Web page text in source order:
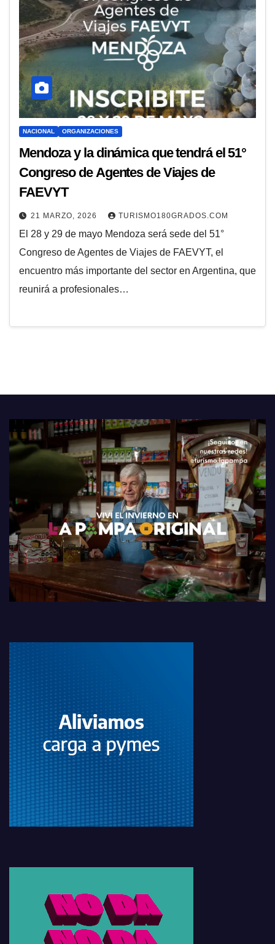
NACIONAL ORGANIZACIONES
Mendoza y la dinámica que tendrá el 51°
Congreso de Agentes de Viajes de
FAEVYT
21 MARZO, 2026 TURISMO180GRADOS.COM
El 28 y 29 de mayo Mendoza será sede del 51°
Congreso de Agentes de Viajes de FAEVYT, el
encuentro más importante del sector en Argentina, que
reunirá a profesionales…